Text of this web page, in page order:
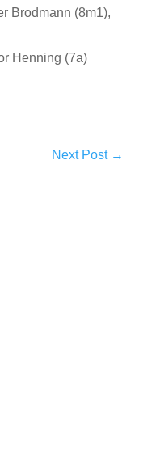
Brodmann (8m1),
Henning (7a)
Next Post→